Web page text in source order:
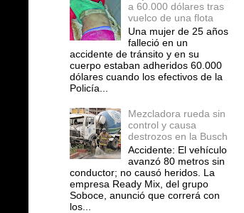
a 60.000 dólares tras
vuelco de una flota
Una mujer de 25 años
falleció en un
accidente de tránsito y en su
cuerpo estaban adheridos 60.000
dólares cuando los efectivos de la
Policía...
Mezcladora rueda sin
control y causa
destrozos en la Busch
Accidente: El vehículo
avanzó 80 metros sin
conductor; no causó heridos. La
empresa Ready Mix, del grupo
Soboce, anunció que correrá con
los...